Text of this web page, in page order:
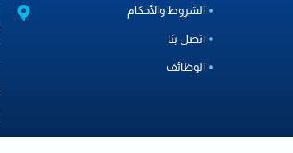
الشروط والأحكام
اتصل بنا
الوظائف